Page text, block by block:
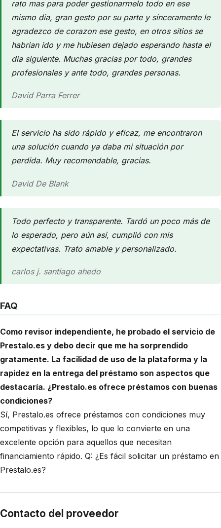
rato mas para poder gestionarmelo todo en ese
mismo dia, gran gesto por su parte y sinceramente le
agradezco de corazon ese gesto, en otros sitios se
habrian ido y me hubiesen dejado esperando hasta el
dia siguiente. Muchas gracias por todo, grandes
profesionales y ante todo, grandes personas.
David Parra Ferrer
El servicio ha sido rápido y eficaz, me encontraron
una solución cuando ya daba mi situación por
perdida. Muy recomendable, gracias.
David De Blank
Todo perfecto y transparente. Tardó un poco más de
lo esperado, pero aún así, cumplió con mis
expectativas. Trato amable y personalizado.
carlos j. santiago ahedo
FAQ
Como revisor independiente, he probado el servicio de
Prestalo.es y debo decir que me ha sorprendido
gratamente. La facilidad de uso de la plataforma y la
rapidez en la entrega del préstamo son aspectos que
destacaría. ¿Prestalo.es ofrece préstamos con buenas
condiciones?
Sí, Prestalo.es ofrece préstamos con condiciones muy
competitivas y flexibles, lo que lo convierte en una
excelente opción para aquellos que necesitan
financiamiento rápido. Q: ¿Es fácil solicitar un préstamo en
Prestalo.es?
Contacto del proveedor